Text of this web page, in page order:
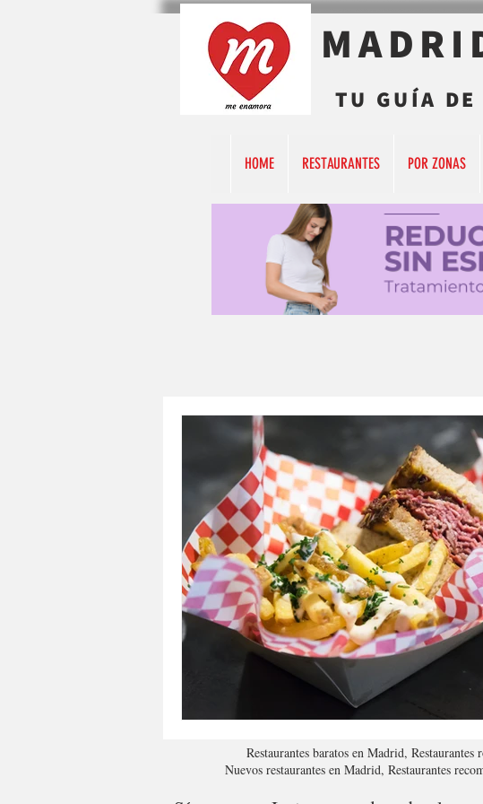
TU GUÍA DE
HOME RESTAURANTES POR ZONAS
Restaurantes baratos en Madrid,
Nuevos restaurantes en Madrid, Restaurantes